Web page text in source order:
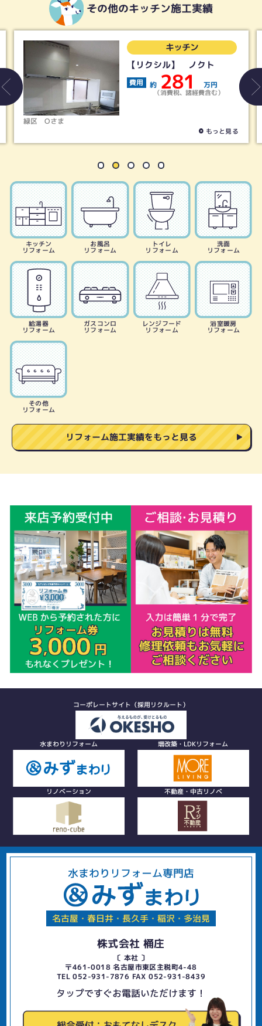
その他のキッチン施工実績
キッチン
【リクシル】 ノクト
費用 281 万円
（消費税、諸経費含む）
キッチン
リフォーム
お風呂
リフォーム
トイレ
リフォーム
洗面
リフォーム
給湯器
リフォーム
ガスコンロ
リフォーム
レンジフード
リフォーム
浴室暖房
リフォーム
その他
リフォーム
リフォーム施工実績をもっと見る
コーポレートサイト（採用リクルート）
水まわりリフォーム 増改築・LDKリフォーム
リノベーション 不動産・中古リノベ
水まわりリフォーム専門店
名古屋・春日井・長久手・稲沢・多治見
株式会社 桶庄
〔 本社 〕
〒461-0018 名古屋市東区主税町4-48
TEL 052-931-7876 FAX 052-931-8439
タップですぐお電話いただけます！